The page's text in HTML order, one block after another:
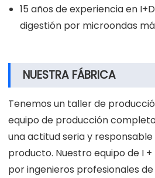
15 años de experiencia en
digestión por microondas
NUESTRA FÁBRICA
Tenemos un taller de
equipo de producción
una actitud seria y
producto. Nuestro equipo de I
por ingenieros profesionales